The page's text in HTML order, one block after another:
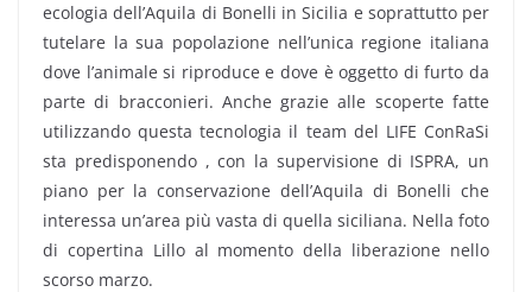
ecologia dell’Aquila di Bonelli in Sicilia e soprattutto per
tutelare la sua popolazione nell’unica regione italiana
dove l’animale si riproduce e dove è oggetto di furto da
parte di bracconieri. Anche grazie alle scoperte fatte
utilizzando questa tecnologia il team del LIFE ConRaSi
sta predisponendo , con la supervisione di ISPRA, un
piano per la conservazione dell’Aquila di Bonelli che
interessa un’area più vasta di quella siciliana. Nella foto
di copertina Lillo al momento della liberazione nello
scorso marzo.